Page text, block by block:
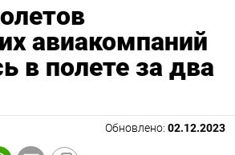
авиакомпаний
в полете за два
Обновлено: 02.12.2023